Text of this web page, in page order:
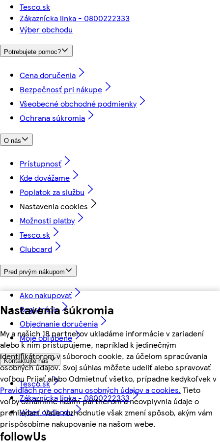
Nastavenia súkromia
My a našich 18 partnerov ukladáme informácie v zariadení
alebo k nim pristupujeme, napríklad k jedinečným
identifikátorom v súboroch cookie, za účelom spracúvania
osobných údajov. Svoj súhlas môžete udeliť alebo spravovať
voľbou Prijať alebo Odmietnuť všetko, prípadne kedykoľvek v
Pravidlách pre ochranu osobných údajov a cookies. Tieto
voľby oznámime našim partnerom a neovplyvnia údaje o
prehliadaní. Vaše rozhodnutie však zmení spôsob, akým vám
prispôsobíme nakupovanie na našom webe.
Tesco.sk
Zákaznícka linka - 0800222333
Výber obchodu
Potrebujete pomoc?
Cena doručenia
Bezpečnosť pri nákupe
Všeobecné obchodné podmienky
Ochrana súkromia
O nás
Prístupnosť
Kde dovážame
Poplatok za službu
Nastavenia cookies
Možnosti platby
Tesco.sk
Clubcard
Pred prvým nákupom
Ako nakupovať
Registrácia
Objednanie doručenia
Moje obľúbené
Kontaktujte nás
Tesco.sk
Zákaznícka linka - 0800222333
Výber obchodu
followUs